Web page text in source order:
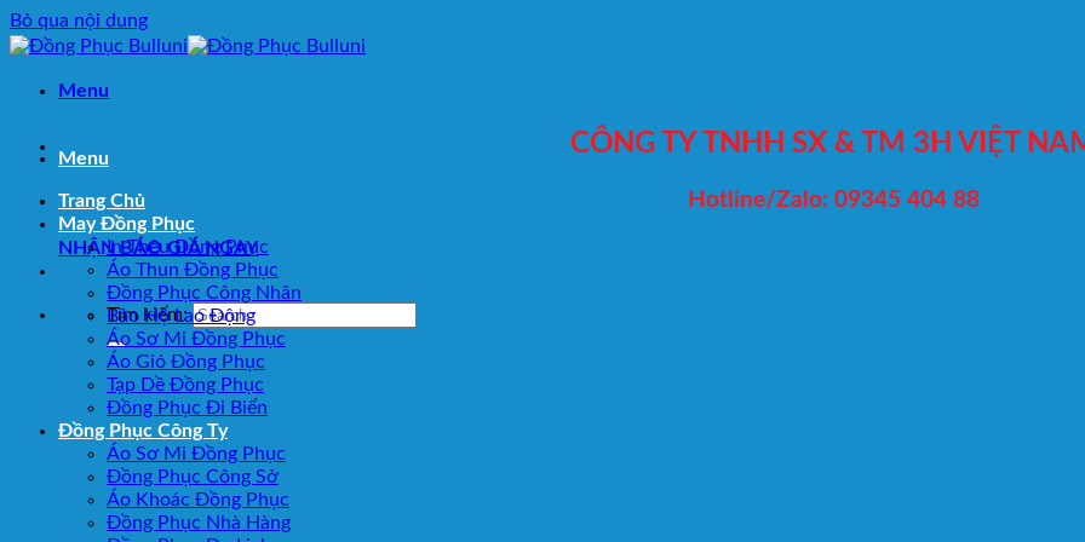
Bỏ qua nội dung
Menu
CÔNG TY TNHH SX & TM 3H VIỆT
Hotline/Zalo: 09345 404 88
NHẬN BÁO GIÁ NGAY
Tìm kiếm:
Menu
Trang Chủ
May Đồng Phục
In Thêu Đồng Phục
Áo Thun Đồng Phục
Đồng Phục Công Nhân
Bảo Hộ Lao Động
Áo Sơ Mi Đồng Phục
Áo Gió Đồng Phục
Tạp Dề Đồng Phục
Đồng Phục Đi Biển
Đồng Phục Công Ty
Áo Sơ Mi Đồng Phục
Đồng Phục Công Sở
Áo Khoác Đồng Phục
Đồng Phục Nhà Hàng